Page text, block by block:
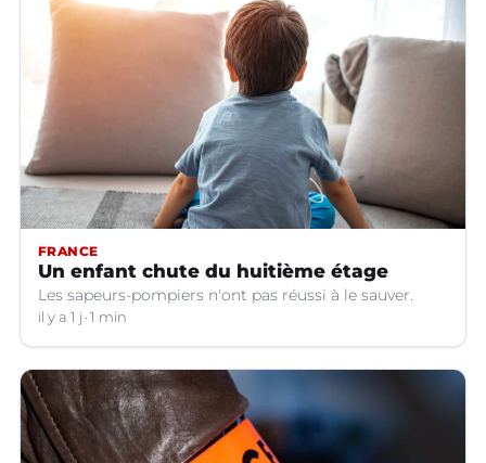
FRANCE
Un enfant chute du huitième étage
Les sapeurs-pompiers n'ont pas réussi à le sauver.
il y a 1 j 1 min